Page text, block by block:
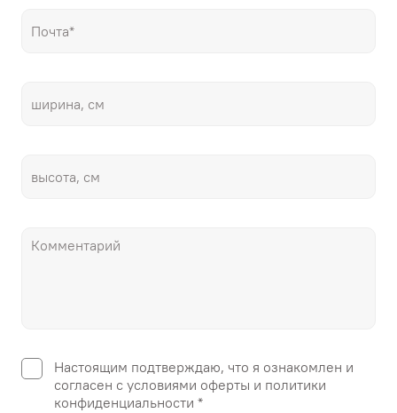
Настоящим подтверждаю, что я ознакомлен и
согласен с условиями оферты и политики
конфиденциальности *